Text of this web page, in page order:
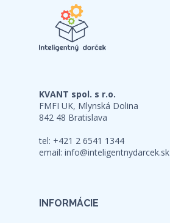
KVANT spol. s r.o.
FMFI UK, Mlynská Dolina
842 48 Bratislava
tel: +421 2 6541 1344
email: info@inteligentnydarcek.sk
INFORMÁCIE